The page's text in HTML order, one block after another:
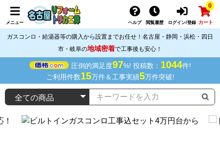
メニュー ヘルプ 閲覧履歴 ログイン/登録
0
カート
ガスコンロ・給湯器等の購入から設置までお任せ！名古屋・静岡・浜松・四日
市・岐阜の地域密着で工事後も安心！
圧倒的満足度97%! 投稿数： 1044件!
ご利用件数15万件＆工事実績5万件突破!